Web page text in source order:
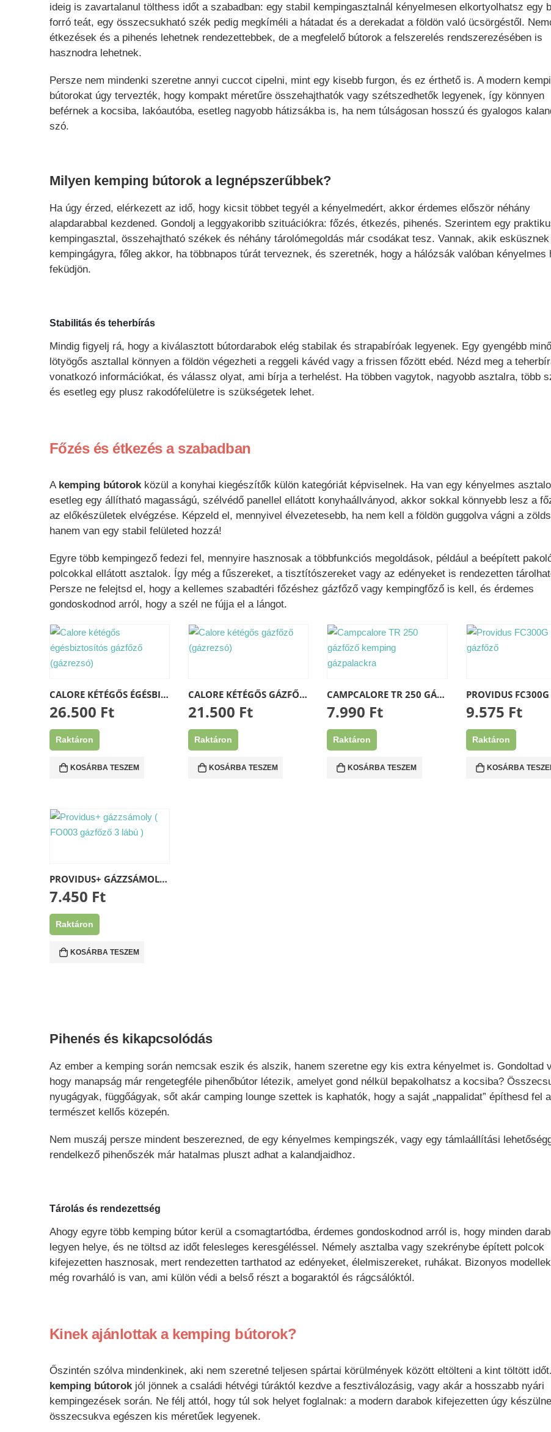
ideig is zavartalanul tölthess időt a szabadban: egy stabil kempingasztalnál kényelmesen elkortyolhatsz egy
forró teát, egy összecsukható szék pedig megkíméli a hátadat és a derekadat a földön való ücsörgéstől.
étkezések és a pihenés lehetnek rendezettebbek, de a megfelelő bútorok a felszerelés rendszerezésében is
hasznodra lehetnek.
Persze nem mindenki szeretne annyi cuccot cipelni, mint egy kisebb furgon, és ez érthető is. A modern
bútorokat úgy tervezték, hogy kompakt méretűre összehajthatók vagy szétszedhetők legyenek, így könnyen
beférnek a kocsiba, lakóautóba, esetleg nagyobb hátizsákba is, ha nem túlságosan hosszú és gyalogos
szó.
Milyen kemping bútorok a legnépszerűbbek?
Ha úgy érzed, elérkezett az idő, hogy kicsit többet tegyél a kényelmedért, akkor érdemes először néhány
alapdarabbal kezdened. Gondolj a leggyakoribb szituációkra: főzés, étkezés, pihenés. Szerintem egy
kempingasztal, összehajtható székek és néhány tárolómegoldás már csodákat tesz. Vannak, akik esküsznek
kempingágyra, főleg akkor, ha többnapos túrát terveznek, és szeretnék, hogy a hálózsák valóban kényelmes
feküdjön.
Stabilitás és teherbírás
Mindig figyelj rá, hogy a kiválasztott bútordarabok elég stabilak és strapabíróak legyenek. Egy gyengébb
lötyögős asztallal könnyen a földön végezheti a reggeli kávéd vagy a frissen főzött ebéd. Nézd meg a
vonatkozó információkat, és válassz olyat, ami bírja a terhelést. Ha többen vagytok, nagyobb asztalra, több
és esetleg egy plusz rakodófelületre is szükségetek lehet.
Főzés és étkezés a szabadban
A kemping bútorokközül a konyhai kiegészítők külön kategóriát képviselnek. Ha van egy kényelmes
esetleg egy állítható magasságú, szélvédő panellel ellátott konyhaállványod, akkor sokkal könnyebb lesz a
az előkészületek elvégzése. Képzeld el, mennyivel élvezetesebb, ha nem kell a földön guggolva vágni a
hanem van egy stabil felületed hozzá!
Egyre több kempingező fedezi fel, mennyire hasznosak a többfunkciós megoldások, például a beépített
polcokkal ellátott asztalok. Így még a fűszereket, a tisztítószereket vagy az edényeket is rendezetten
Persze ne felejtsd el, hogy a kellemes szabadtéri főzéshez gázfőző vagy kempingfőző is kell, és érdemes
gondoskodnod arról, hogy a szél ne fújja el a lángot.
CALORE KÉTÉGŐS ÉGÉSBIZTOSÍTÓS GÁZFŐZŐ (GÁZREZSÓ)
26.500 Ft
Raktáron
KOSÁRBA TESZEM
CALORE KÉTÉGŐS GÁZFŐZŐ (GÁZREZSÓ)
21.500 Ft
Raktáron
KOSÁRBA TESZEM
CAMPCALORE TR 250 GÁZFŐZŐ KEMPING GÁZPALACKRA
7.990 Ft
Raktáron
KOSÁRBA TESZEM
9.575 Ft
Raktáron
KOSÁRBA
PROVIDUS+ GÁZZSÁMOLY ( FO003 GÁZFŐZŐ 3 LÁBÚ )
7.450 Ft
Raktáron
KOSÁRBA TESZEM
Pihenés és kikapcsolódás
Az ember a kemping során nemcsak eszik és alszik, hanem szeretne egy kis extra kényelmet is. Gondoltad
hogy manapság már rengetegféle pihenőbútor létezik, amelyet gond nélkül bepakolhatsz a kocsiba?
nyugágyak, függőágyak, sőt akár camping lounge szettek is kaphatók, hogy a saját „nappalidat” építhesd fel a
természet kellős közepén.
Nem muszáj persze mindent beszerezned, de egy kényelmes kempingszék, vagy egy támlaállítási
rendelkező pihenőszék már hatalmas pluszt adhat a kalandjaidhoz.
Tárolás és rendezettség
Ahogy egyre több kemping bútor kerül a csomagtartódba, érdemes gondoskodnod arról is, hogy minden
legyen helye, és ne töltsd az időt felesleges keresgéléssel. Némely asztalba vagy szekrénybe épített polcok
kifejezetten hasznosak, mert rendezetten tarthatod az edényeket, élelmiszereket, ruhákat. Bizonyos
még rovarháló is van, ami külön védi a belső részt a bogaraktól és rágcsálóktól.
Kinek ajánlottak a kemping bútorok?
Őszintén szólva mindenkinek, aki nem szeretné teljesen spártai körülmények között eltölteni a kint töltött
kemping bútorokjól jönnek a családi hétvégi túráktól kezdve a fesztiválozásig, vagy akár a hosszabb nyári
kempingezések során. Ne félj attól, hogy túl sok helyet foglalnak: a modern darabok kifejezetten úgy
összecsukva egészen kis méretűek legyenek.